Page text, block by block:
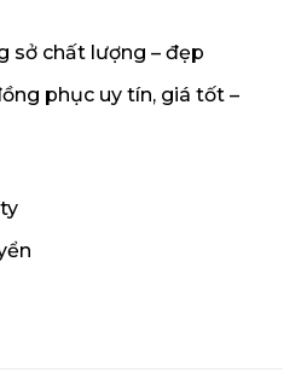
sở chất lượng – đẹp
phục uy tín, giá tốt –